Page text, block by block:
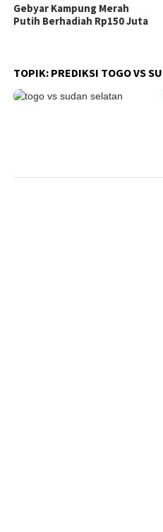
Gebyar Kampung Merah
Putih Berhadiah Rp150 Juta
TOPIK: PREDIKSI TOGO VS